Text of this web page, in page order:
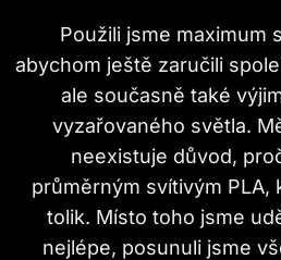
Použili jsme maximum
abychom ještě zaručili
ale současně také
vyzařovaného světla.
neexistuje důvod,
průměrným svítivým PLA,
tolik. Místo toho jsme
nejlépe, posunuli jsme